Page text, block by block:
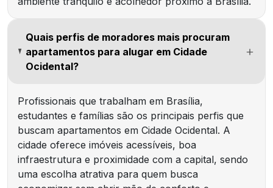
Quais perfis de moradores mais procuram
apartamentos para alugar em Cidade
Ocidental?
Profissionais que trabalham em Brasília,
estudantes e famílias são os principais perfis que
buscam apartamentos em Cidade Ocidental. A
cidade oferece imóveis acessíveis, boa
infraestrutura e proximidade com a capital, sendo
uma escolha atrativa para quem busca